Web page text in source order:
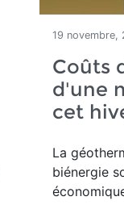
19 novembre,
Coûts
d'une
cet
La
biénergie